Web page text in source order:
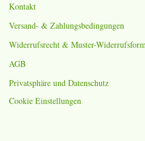
Kontakt
Versand- & Zahlungsbedingungen
Widerrufsrecht & Muster-
AGB
Privatsphäre und Datenschutz
Cookie Einstellungen